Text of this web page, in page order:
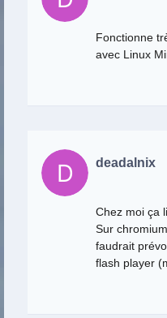
Fonctionne
avec Linux
deadalnix
Chez moi ça
Sur
faudrait
flash player